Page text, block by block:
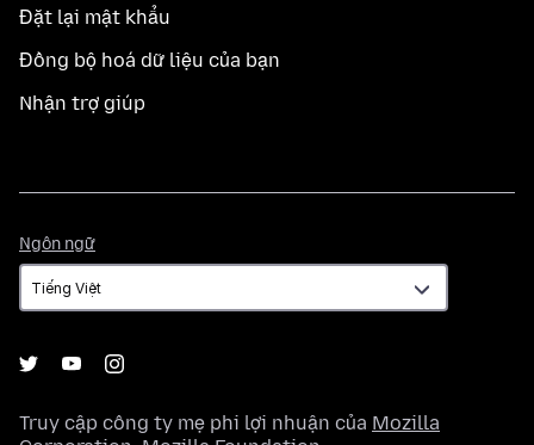
Đặt lại mật khẩu
Đồng bộ hoá dữ liệu của bạn
Nhận trợ giúp
Ngôn ngữ
ngữ
Truy cập công ty mẹ phi lợi nhuận của Mozilla